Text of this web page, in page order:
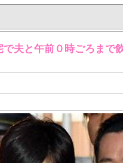
夫と午前０時ごろまで